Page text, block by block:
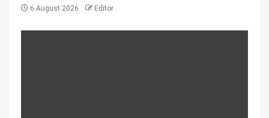
6 August 2026 Editor